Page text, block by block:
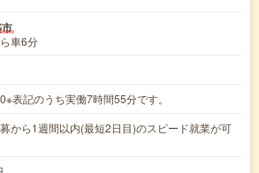
車6分
表記のうち実働7時間55分です。
から1週間以内(最短2日目)のスピード就業が可